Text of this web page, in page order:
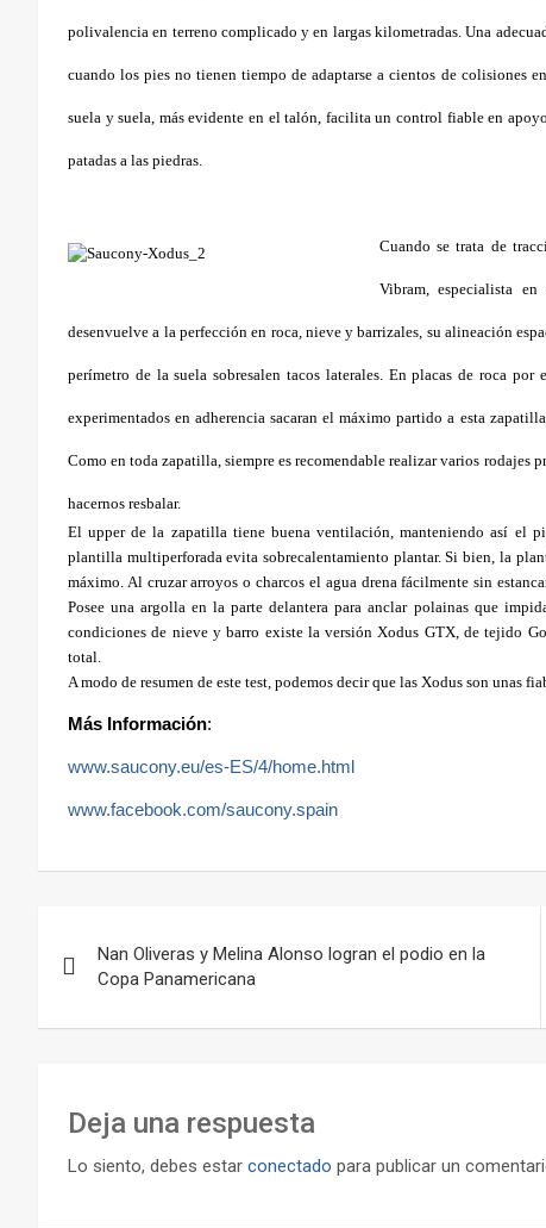
polivalencia en terreno complicado y en largas kilometradas. Una
cuando los pies no tienen tiempo de adaptarse a cientos de colisiones
suela y suela, más evidente en el talón, facilita un control fiable en
patadas a las piedras.
Cuando se trata de
Vibram, especialista
desenvuelve a la perfección en roca, nieve y barrizales, su alineación
perímetro de la suela sobresalen tacos laterales. En placas de roca
experimentados en adherencia sacaran el máximo partido a esta
Como en toda zapatilla, siempre es recomendable realizar varios
hacernos resbalar.
El upper de la zapatilla tiene buena ventilación, manteniendo así el
plantilla multiperforada evita sobrecalentamiento plantar. Si bien, la
máximo. Al cruzar arroyos o charcos el agua drena fácilmente sin
Posee una argolla en la parte delantera para anclar polainas que
condiciones de nieve y barro existe la versión Xodus GTX, de tejido
total.
A modo de resumen de este test, podemos decir que las Xodus son unas
Más Información:
www.saucony.eu/es-ES/4/home.html
www.facebook.com/saucony.spain
de
entradas
Nan Oliveras y Melina Alonso logran el podio en la
Copa Panamericana
Deja una respuesta
Lo siento, debes estar conectado para publicar un